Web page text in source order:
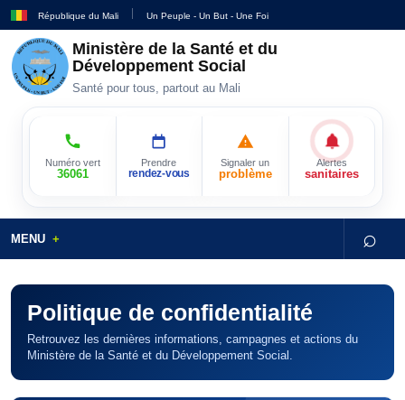
République du Mali Un Peuple - Un But - Une Foi
Ministère de la Santé et du
Développement Social
Santé pour tous, partout au Mali
Numéro vert
36061
Prendre
rendez-vous
Signaler un
problème
Alertes
sanitaires
MENU ⌕
Politique de confidentialité
Retrouvez les dernières informations, campagnes et actions du
Ministère de la Santé et du Développement Social.